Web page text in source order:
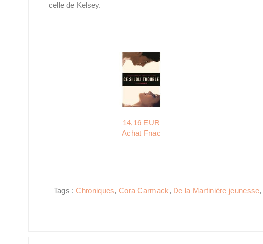
celle de Kelsey.
14,16 EUR
Achat Fnac
Tags :Chroniques, Cora Carmack, De la Martinière jeunesse,